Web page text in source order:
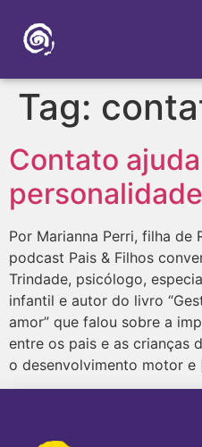
Tag:
Contato
Por Marianna Perri, filha de
podcast Pais & Filhos
Trindade, psicólogo,
infantil e autor do livro
amor” que falou sobre a
entre os pais e as crianças
o desenvolvimento motor